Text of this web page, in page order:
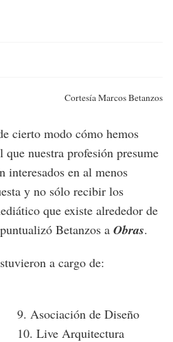
Cortesía Marcos Betanzos
cierto modo cómo hemos
nuestra profesión presume
interesados en al menos
y no sólo recibir los
que existe alrededor de
Betanzos a Obras.
a cargo de:
9. Asociación de Diseño
10. Live Arquitectura